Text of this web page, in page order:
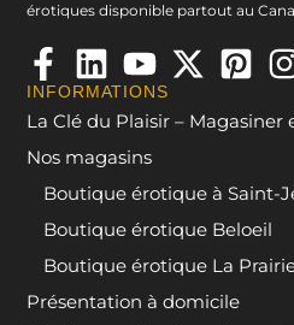
érotiques disponible partout au
INFORMATIONS
La Clé du Plaisir – Magasiner
Nos magasins
Boutique érotique à Saint-
Boutique érotique Beloeil
Boutique érotique La
Présentation à domicile